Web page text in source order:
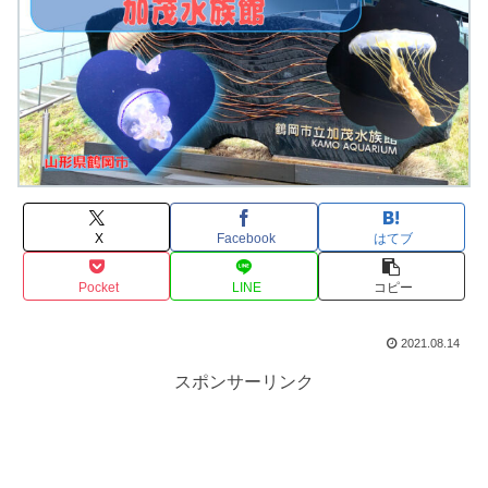
X Facebook はてブ
Pocket LINE コピー
2021.08.14
スポンサーリンク